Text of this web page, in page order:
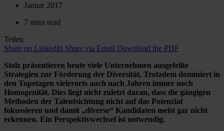
Januar 2017
7 mins read
Teilen
Share on LinkedIn Share via Email Download the PDF
Stolz präsentieren heute viele Unternehmen ausgefeilte
Strategien zur Förderung der Diversität. Trotzdem dominiert in
den Topetagen vielerorts auch nach Jahren immer noch
Homogenität. Dies liegt nicht zuletzt daran, dass die gängigen
Methoden der Talentsichtung nicht auf das Potenzial
fokussieren und damit „diverse“ Kandidaten meist gar nicht
erkennen. Ein Perspektivwechsel ist notwendig.